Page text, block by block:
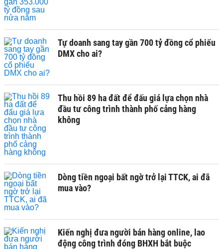
Tự doanh sang tay gần 700 tỷ đồng cổ phiếu
DMX cho ai?
Thu hồi 89 ha đất để đấu giá lựa chọn nhà
đầu tư công trình thành phố cảng hàng
không
Dòng tiền ngoại bất ngờ trở lại TTCK, ai đã
mua vào?
Kiến nghị đưa người bán hàng online, lao
động công trình đóng BHXH bắt buộc